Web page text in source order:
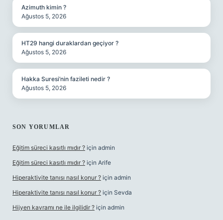
Azimuth kimin ?
Ağustos 5, 2026
HT29 hangi duraklardan geçiyor ?
Ağustos 5, 2026
Hakka Suresi’nin fazileti nedir ?
Ağustos 5, 2026
SON YORUMLAR
Eğitim süreci kasıtlı mıdır ? için admin
Eğitim süreci kasıtlı mıdır ? için Arife
Hiperaktivite tanısı nasıl konur ? için admin
Hiperaktivite tanısı nasıl konur ? için Sevda
Hijyen kavramı ne ile ilgilidir ? için admin